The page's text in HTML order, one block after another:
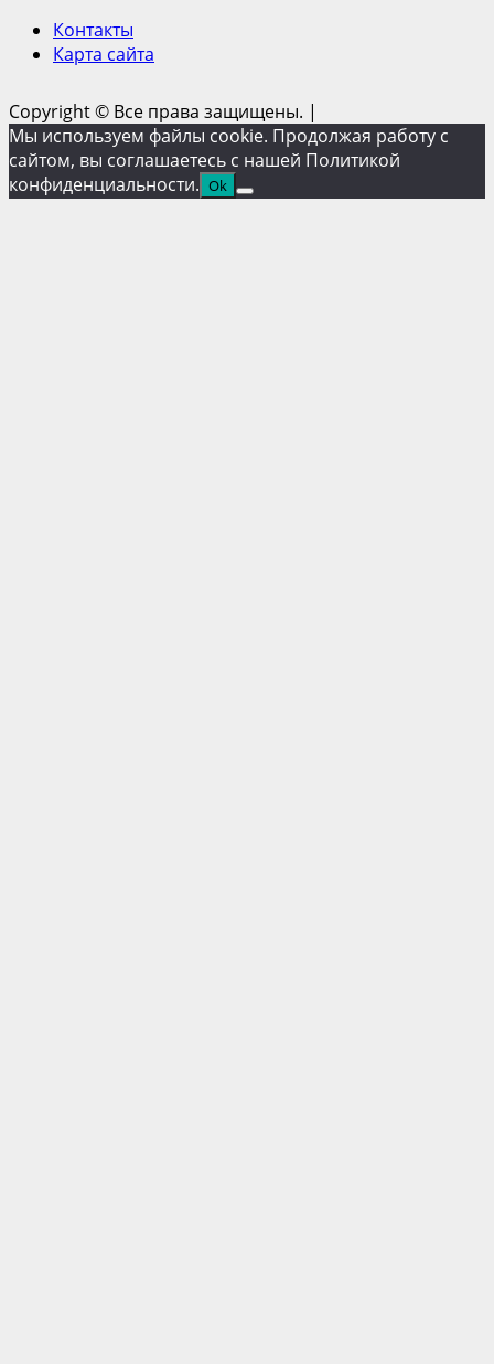
Контакты
Карта сайта
Copyright © Все права защищены. |
Мы используем файлы cookie. Продолжая работу с
сайтом, вы соглашаетесь с нашей Политикой
конфиденциальности. Ok